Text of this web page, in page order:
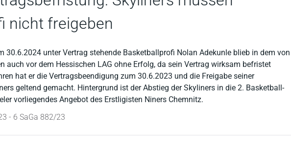
nicht freigeben
30.6.2024 unter Vertrag stehende Basketballprofi Nolan Adekunle blieb in dem von
auch vor dem Hessischen LAG ohne Erfolg, da sein Vertrag wirksam befristet
hat er die Vertragsbeendigung zum 30.6.2023 und die Freigabe seiner
geltend gemacht. Hintergrund ist der Abstieg der Skyliners in die 2. Basketball-
vorliegendes Angebot des Erstligisten Niners Chemnitz.
- 6 SaGa 882/23